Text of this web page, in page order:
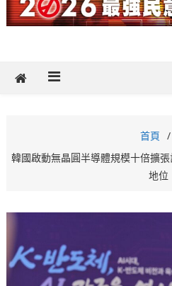
讓讀者有最多元
首頁
韓國啟動無晶圓半導體規模十倍擴
地位